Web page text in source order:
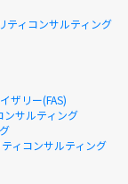
ティコンサルティング
ザリー(FAS)
サルティング
ィコンサルティング